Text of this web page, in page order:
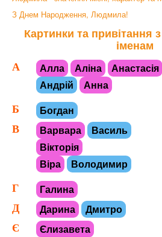
З Днем Народження, Людмила!
Картинки та привітання
іменам
А
Алла Аліна
Анастасія
Андрій
Анна
Б Богдан
В Варвара
Василь
Вікторія
Віра
Володимир
Г Галина
Д Дарина Дмитро
Є Єлизавета